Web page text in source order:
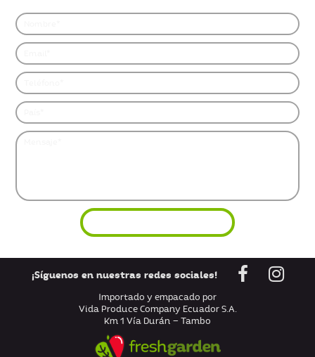
¡Síguenos en nuestras redes sociales!
Importado y empacado por
Vida Produce Company Ecuador S.A.
Km 1 Vía Durán – Tambo